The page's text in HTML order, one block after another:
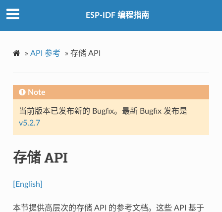
ESP-IDF 编程指南
» API 参考 » 存储 API
Note
当前版本已发布新的 Bugfix。最新 Bugfix 发布是
v5.2.7
存储 API
[English]
本节提供高层次的存储 API 的参考文档。这些 API 基于